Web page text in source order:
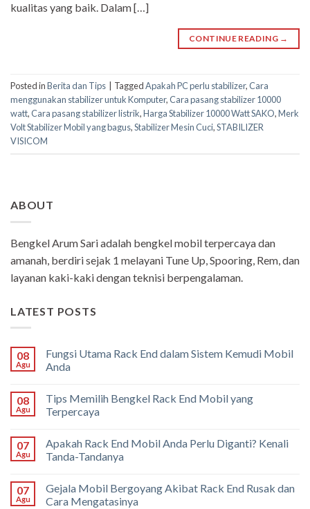
kualitas yang baik. Dalam […]
CONTINUE READING →
Posted inBerita dan Tips TaggedApakah PC perlu stabilizer,Cara
menggunakan stabilizer untuk Komputer,Cara pasang stabilizer 10000
watt,Cara pasang stabilizer listrik,Harga Stabilizer 10000 Watt SAKO,Merk
Volt Stabilizer Mobil yang bagus,Stabilizer Mesin Cuci,STABILIZER
VISICOM
ABOUT
Bengkel Arum Sari adalah bengkel mobil terpercaya dan
amanah, berdiri sejak 1 melayani Tune Up, Spooring, Rem, dan
layanan kaki-kaki dengan teknisi berpengalaman.
LATEST POSTS
08
Agu
Fungsi Utama Rack End dalam Sistem Kemudi Mobil
Anda
08
Agu
Tips Memilih Bengkel Rack End Mobil yang
Terpercaya
07
Agu
Apakah Rack End Mobil Anda Perlu Diganti? Kenali
Tanda-Tandanya
07
Agu
Gejala Mobil Bergoyang Akibat Rack End Rusak dan
Cara Mengatasinya